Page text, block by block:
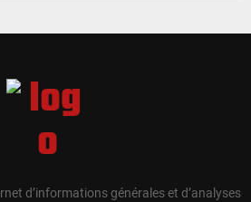
d’informations générales et d’analyses